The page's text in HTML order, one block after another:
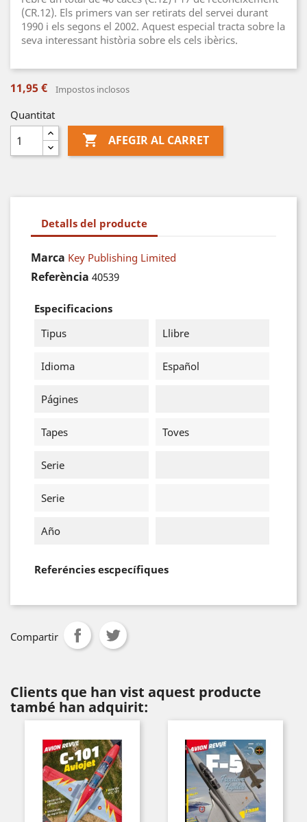
(CR.12). Els primers van ser retirats del servei durant
1990 i els segons el 2002. Aquest especial tracta sobre la
seva interessant història sobre els cels ibèrics.
11,95 € Impostos inclosos
Quantitat
 AFEGIR AL CARRET
Detalls del producte
Marca Key Publishing Limited
Referència 40539
Especificacions
Tipus
Llibre
Idioma Español
Págines
Tapes Toves
Serie
Serie
Año
Referéncies escpecífiques
Compartir
Clients que han vist aquest producte
també han adquirit: